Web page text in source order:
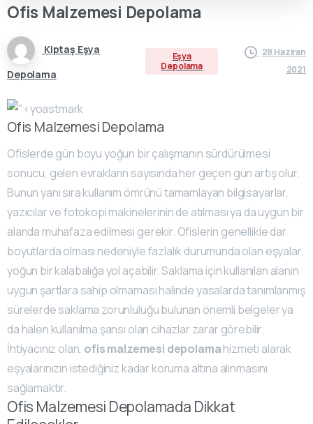
Ofis Malzemesi Depolama
Kiptaş Eşya
Depolama
Eşya
Depolama
28 Haziran
2021
Ofis Malzemesi Depolama
Ofislerde gün boyu yoğun bir çalışmanın sürdürülmesi
sonucu, gelen evrakların sayısında her geçen gün artış olur.
Bunun yanı sıra kullanım ömrünü tamamlayan bilgisayarlar,
yazıcılar ve fotokopi makinelerinin de atılması ya da uygun bir
alanda muhafaza edilmesi gerekir. Ofislerin genellikle dar
boyutlarda olması nedeniyle fazlalık durumunda olan eşyalar,
yoğun bir kalabalığa yol açabilir. Saklama için kullanılan alanın
uygun şartlara sahip olmaması halinde yasalarda tanımlanmış
sürelerde saklama zorunluluğu bulunan önemli belgeler ya
da halen kullanılma şansı olan cihazlar zarar görebilir.
İhtiyacınız olan, ofis malzemesi depolamahizmeti alarak
eşyalarınızın istediğiniz kadar koruma altına alınmasını
sağlamaktır.
Ofis Malzemesi Depolamada Dikkat